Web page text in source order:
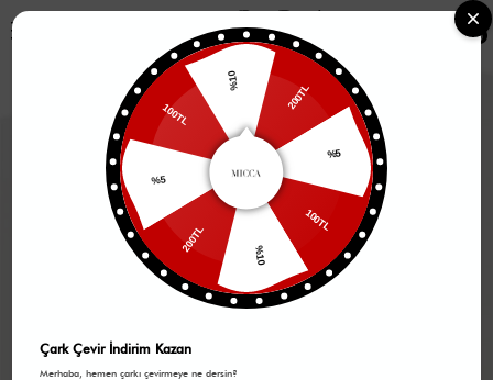
0
%10 200TL
%5
100TL
%10
200TL
%5
100TL
Çark Çevir İndirim Kazan
Merhaba, hemen çarkı çevirmeye ne dersin?